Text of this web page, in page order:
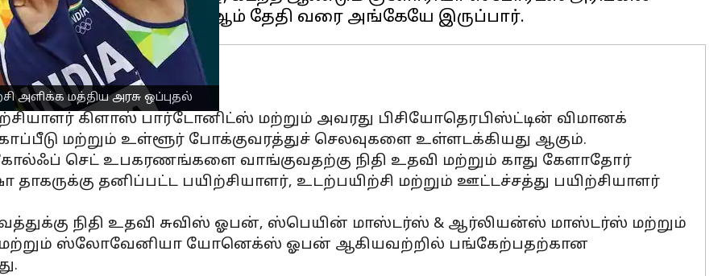
அளிக்க மத்திய அரசு ஒப்புதல்
செலவுகள்
கிளாஸ் பார்டோனிட்ஸ் மற்றும் அவரது பிசியோதெரபிஸ்ட்டின் விமானக்
மற்றும் உள்ளூர் போக்குவரத்துச் செலவுகளை உள்ளடக்கியது ஆகும்.
செட் உபகரணங்களை வாங்குவதற்கு நிதி உதவி மற்றும் காது கேளாதோர்
தனிப்பட்ட பயிற்சியாளர், உடற்பயிற்சி மற்றும் ஊட்டச்சத்து பயிற்சியாளர்
நிதி உதவி சுவிஸ் ஓபன், ஸ்பெயின் மாஸ்டர்ஸ் & ஆர்லியன்ஸ் மாஸ்டர்ஸ் மற்றும்
மற்றும் ஸ்லோவேனியா யோனெக்ஸ் ஓபன் ஆகியவற்றில் பங்கேற்பதற்கான